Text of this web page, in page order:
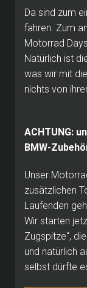
Da sind zum
fahren. Zum
Motorrad
Natürlich ist
was wir mit
nichts von
ACHTUNG:
BMW-
Unser
zusätzlichen
Laufenden
Wir starten
Zugspitze“,
und natürlich
selbst dürfte